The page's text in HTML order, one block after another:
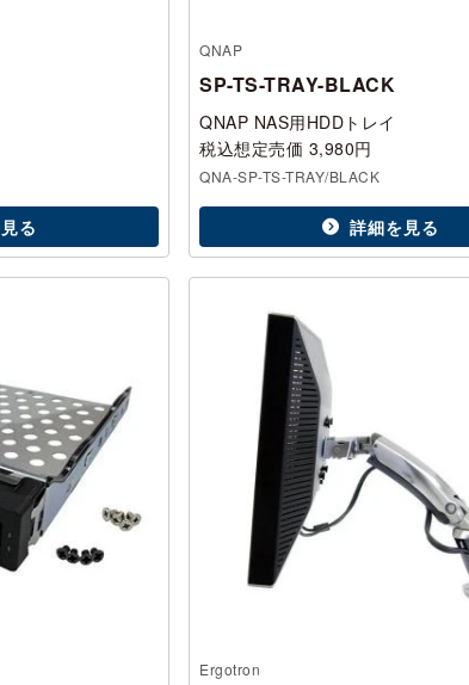
る
QNAP
SP-TS-TRAY-BLACK
QNAP NAS用HDDトレイ
税込想定売価 3,980円
QNA-SP-TS-TRAY/BLACK
詳細を見る
Ergotron